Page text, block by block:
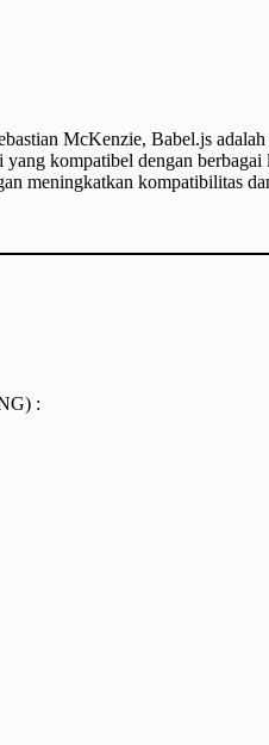
McKenzie, Babel.js
kompatibel dengan
meningkatkan kompatibilitas
: